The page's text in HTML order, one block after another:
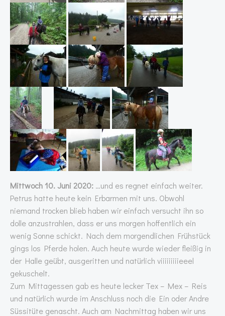
Mittwoch 10. Juni 2020: …und es regnet einfach weiter.
Petrus hatte heute kein Erbarmen mit uns. Obwohl
niemand trocken blieb haben wir einfach versucht ihn so
dolle anzustrahlen, dass er uns morgen hoffentlich ein
wenig Sonne schickt. Nach dem morgendlichen Frühstück
gings los Pferde holen. Auch heute wurde wieder fleißig in
der Halle geübt, ausgeritten und natürlich viiiiiiiiieeel
gekuschelt.
Zum Mittagessen gab es heute lecker Tex – Mex – Reis
und natürlich wurde im Anschluss noch die Ein oder Andre
Süssitüte genascht. Auch am Nachmittag haben wir uns